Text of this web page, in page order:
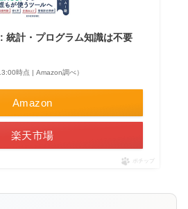
統計・プログラム知識は不要
時点 | Amazon調べ）
Amazon
楽天市場
ポチップ